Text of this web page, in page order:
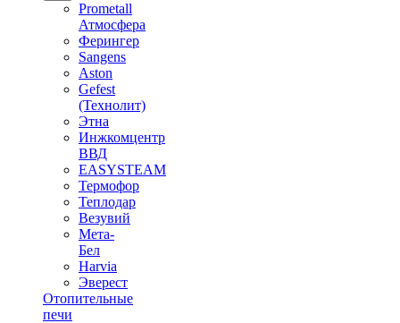
Prometall
Атмосфера
Ферингер
Sangens
Aston
Gefest
(Технолит)
Этна
Инжкомцентр
ВВД
EASYSTEAM
Термофор
Теплодар
Везувий
Мета-
Бел
Harvia
Эверест
Отопительные
печи